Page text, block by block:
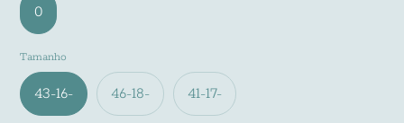
0
Tamanho
43-16- 46-18- 41-17-